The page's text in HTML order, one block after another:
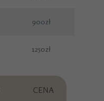
900zł
1250zł
CENA